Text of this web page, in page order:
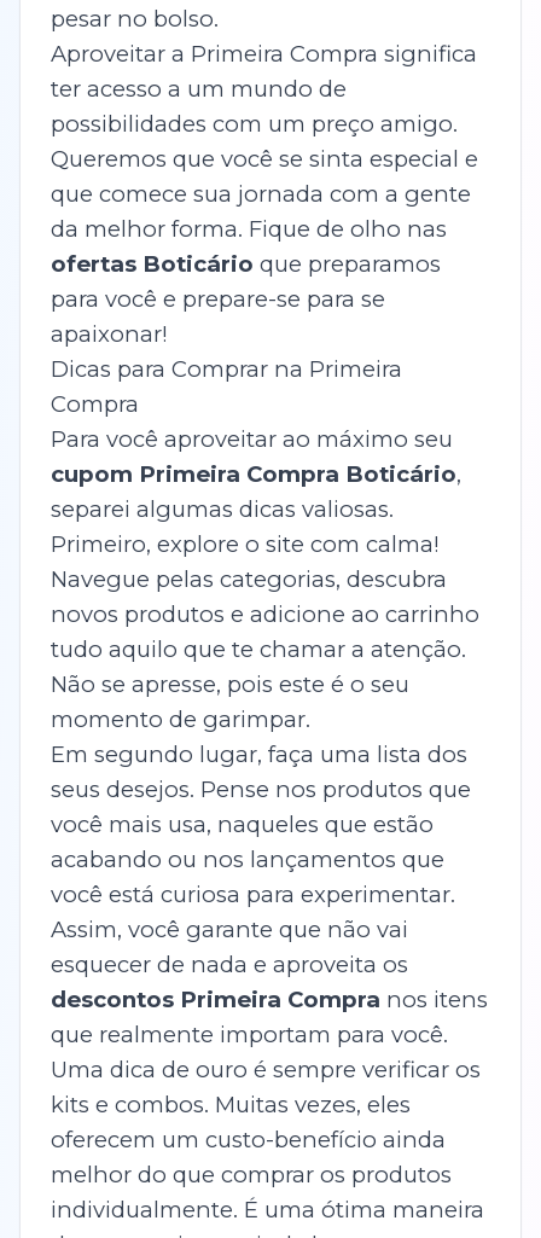
pesar no bolso.
Aproveitar a Primeira Compra significa
ter acesso a um mundo de
possibilidades com um preço amigo.
Queremos que você se sinta especial e
que comece sua jornada com a gente
da melhor forma. Fique de olho nas
ofertas Boticário que preparamos
para você e prepare-se para se
apaixonar!
Dicas para Comprar na Primeira
Compra
Para você aproveitar ao máximo seu
cupom Primeira Compra Boticário,
separei algumas dicas valiosas.
Primeiro, explore o site com calma!
Navegue pelas categorias, descubra
novos produtos e adicione ao carrinho
tudo aquilo que te chamar a atenção.
Não se apresse, pois este é o seu
momento de garimpar.
Em segundo lugar, faça uma lista dos
seus desejos. Pense nos produtos que
você mais usa, naqueles que estão
acabando ou nos lançamentos que
você está curiosa para experimentar.
Assim, você garante que não vai
esquecer de nada e aproveita os
descontos Primeira Compra nos itens
que realmente importam para você.
Uma dica de ouro é sempre verificar os
kits e combos. Muitas vezes, eles
oferecem um custo-benefício ainda
melhor do que comprar os produtos
individualmente. É uma ótima maneira